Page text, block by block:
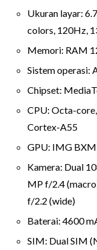
Ukuran layar:
colors, 120Hz,
Memori: RAM
Sistem operasi:
Chipset:
CPU: Octa-
Cortex-A55
GPU: IMG
Kamera: Dual
MP f/2.4
f/2.2 (wide)
Baterai: 4600
SIM: Dual SIM